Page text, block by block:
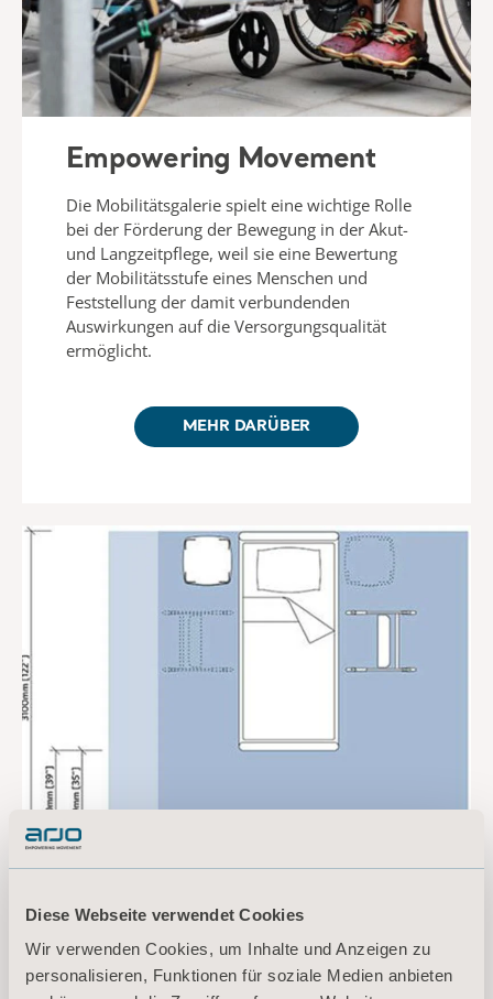
Diese Webseite verwendet Cookies
Wir verwenden Cookies, um Inhalte und Anzeigen zu
personalisieren, Funktionen für soziale Medien anbieten
Empowering Movement
Die Mobilitätsgalerie spielt eine wichtige Rolle
bei der Förderung der Bewegung in der Akut-
und Langzeitpflege, weil sie eine Bewertung
der Mobilitätsstufe eines Menschen und
Feststellung der damit verbundenden
Auswirkungen auf die Versorgungsqualität
ermöglicht.
MEHR DARÜBER